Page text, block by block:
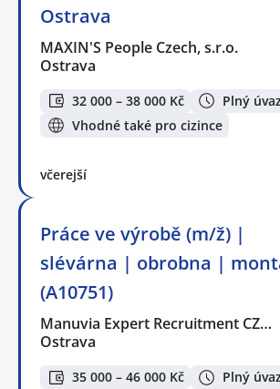
Ostrava
MAXIN'S People Czech, s.r.o.
Ostrava
32 000 – 38 000 Kč
Plný
Vhodné také pro cizince
včerejší
Práce ve výrobě (m/ž) |
slévárna | obrobna |
(A10751)
Manuvia Expert Recruitment CZ…
Ostrava
35 000 – 46 000 Kč Plný